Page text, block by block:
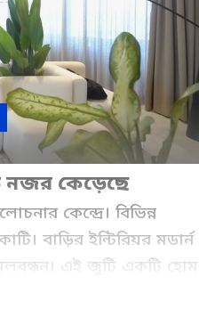
নজর কেড়েছে
কেন্দ্রে। বিভিন্ন
বাড়ির ইন্টিরিয়র মডার্ন
এই জুটি একটি হোম